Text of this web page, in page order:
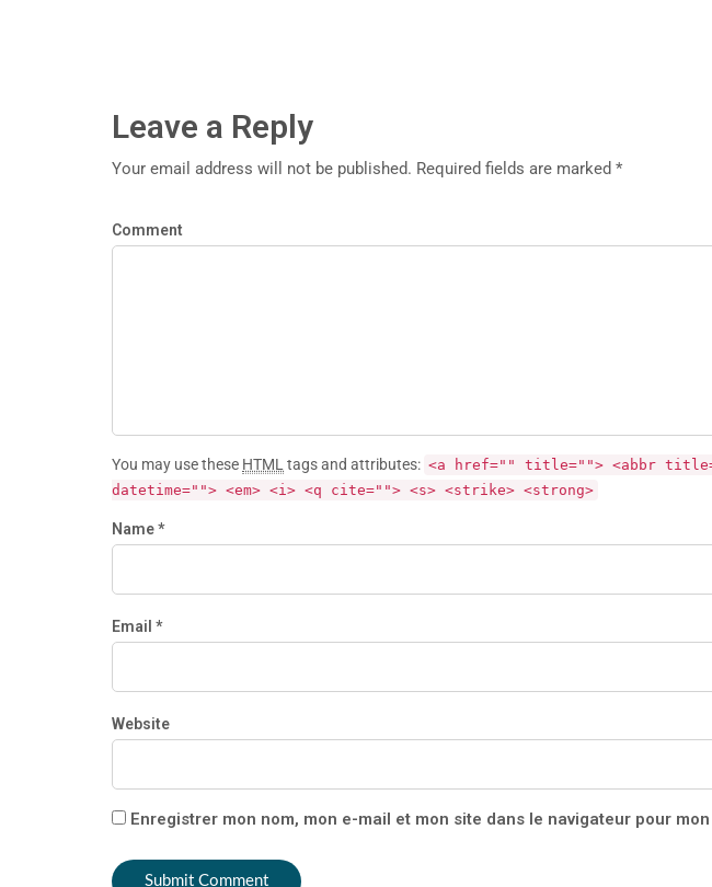
Leave a Reply
Your email address will not be published. Required fields are marked *
Comment
You may use these HTML tags and attributes: <a href="" title=""> <abbr
datetime=""> <em> <i> <q cite=""> <s> <strike> <strong>
Name *
Email *
Website
Enregistrer mon nom, mon e-mail et mon site dans le navigateur pour